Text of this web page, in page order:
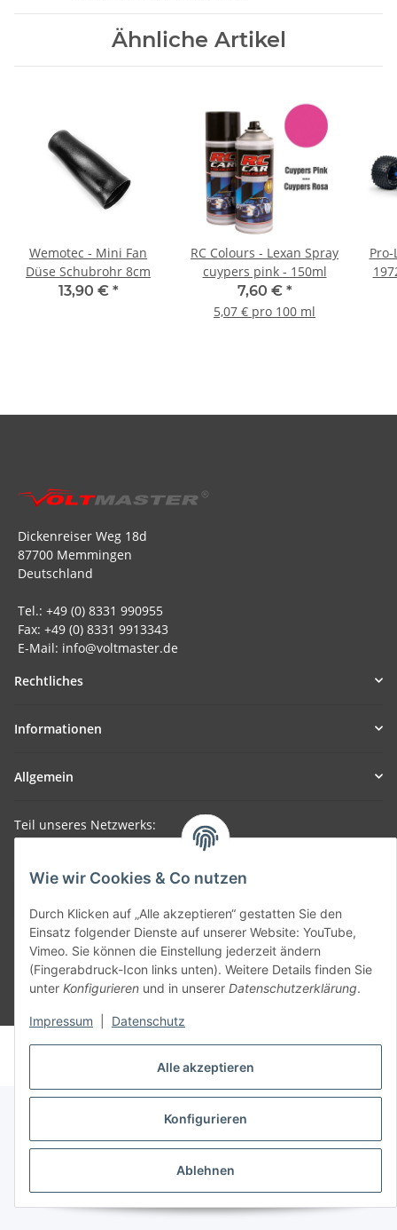
Alle akzeptieren
Konfigurieren
Ablehnen
Wie wir Cookies & Co nutzen
Durch Klicken auf „Alle akzeptieren“ gestatten Sie den
Einsatz folgender Dienste auf unserer Website: YouTube,
Vimeo. Sie können die Einstellung jederzeit ändern
(Fingerabdruck-Icon links unten). Weitere Details finden Sie
unter Konfigurieren und in unserer Datenschutzerklärung.
Impressum Datenschutz
Ähnliche Artikel
Wemotec - Mini Fan
Düse Schubrohr 8cm
13,90 € *
RC Colours - Lexan Spray
cuypers pink - 150ml
7,60 € *
5,07 € pro 100 ml
Dickenreiser Weg 18d
87700 Memmingen
Deutschland
Tel.: +49 (0) 8331 990955
Fax: +49 (0) 8331 9913343
E-Mail: info@voltmaster.de
Rechtliches
Informationen
Allgemein
Teil unseres Netzwerks:
SmoliTec - Safety. Simplified. Worldwide. ( B2B Shop )
© voltmaster.de
Powered byJTL-Shop